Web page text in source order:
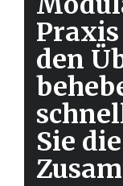
den
Sie die